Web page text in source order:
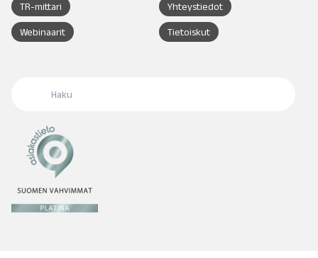
TR-mittari Yhteystiedot
Webinaarit Tietoiskut